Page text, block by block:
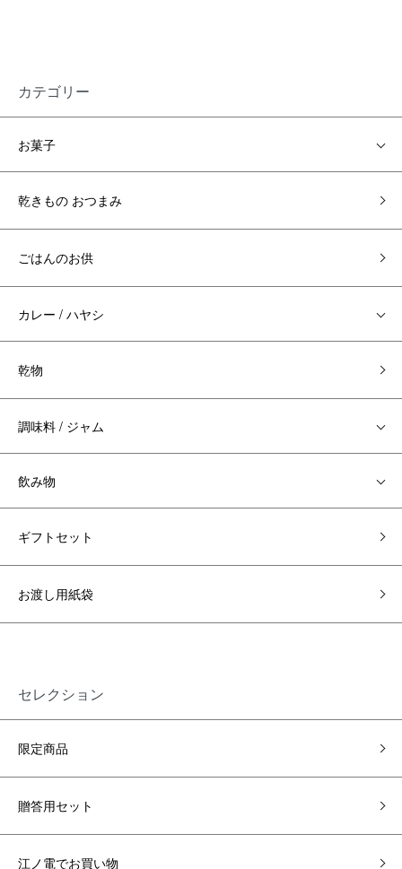
カテゴリー
お菓子
乾きもの おつまみ
ごはんのお供
カレー / ハヤシ
乾物
調味料 / ジャム
飲み物
ギフトセット
お渡し用紙袋
セレクション
限定商品
贈答用セット
江ノ電でお買い物